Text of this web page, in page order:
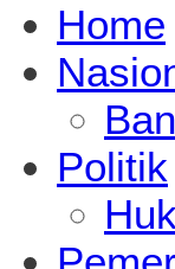
Home
Politik